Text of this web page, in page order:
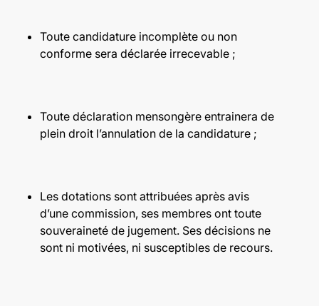
Toute candidature incomplète ou non
conforme sera déclarée irrecevable ;
Toute déclaration mensongère entrainera de
plein droit l’annulation de la candidature ;
Les dotations sont attribuées après avis
d’une commission, ses membres ont toute
souveraineté de jugement. Ses décisions ne
sont ni motivées, ni susceptibles de recours.